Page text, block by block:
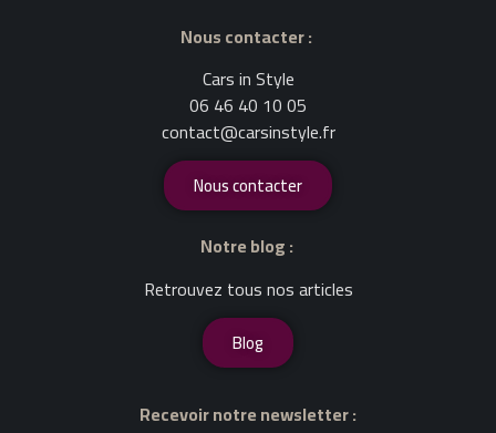
Nous contacter :
Cars in Style
06 46 40 10 05
contact@carsinstyle.fr
Nous contacter
Notre blog :
Retrouvez tous nos articles
Blog
Recevoir notre newsletter :